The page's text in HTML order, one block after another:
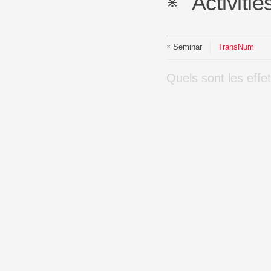
Seminar TransNum
Quels sont les